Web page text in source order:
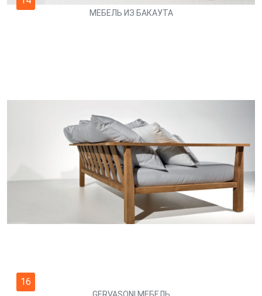
МЕБЕЛЬ ИЗ БАКАУТА
16
GERVASONI МЕБЕЛЬ